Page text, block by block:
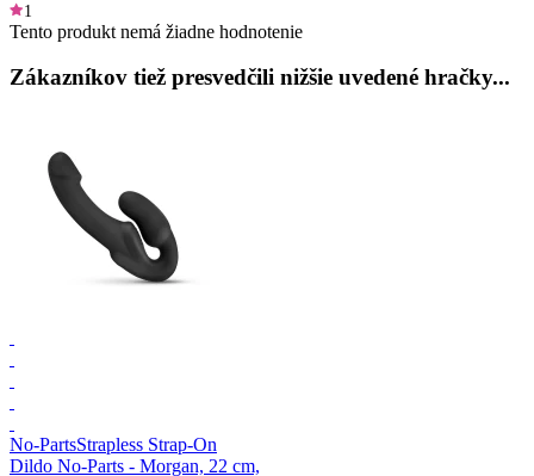
1
Tento produkt nemá žiadne hodnotenie
Zákazníkov tiež presvedčili nižšie uvedené hračky...
No-PartsStrapless Strap-On
Dildo No-Parts - Morgan, 22 cm,